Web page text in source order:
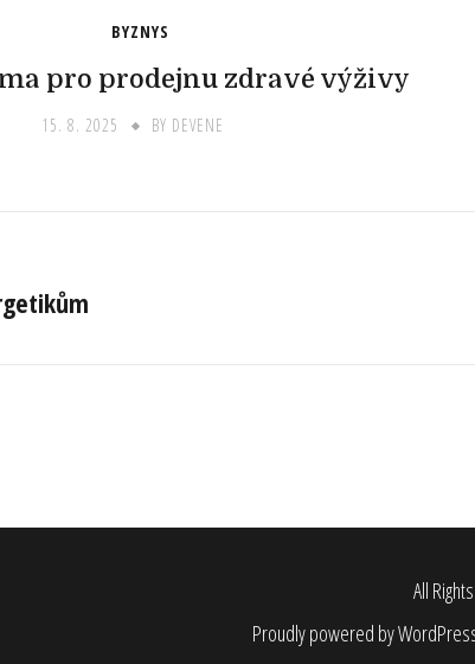
BYZNYS
pro prodejnu zdravé výživy
15. 8. 2025 BY DEVENE
All
Proudly powered by